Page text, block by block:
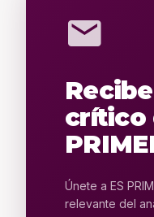
mail
crítico
Únete a ES
relevante del